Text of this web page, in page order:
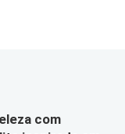
com